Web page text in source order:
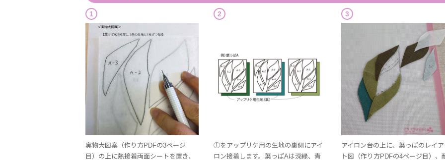
1
実物大図案（作り方PDFの3ページ
目）の上に熱接着両面シートを置き、
2
①をアップリケ用の生地の裏側にアイ
ロン接着します。葉っぱAは深緑、青
3
アイロン台の上に、葉っぱのレイ
ト図（作り方PDFの4ページ目）、